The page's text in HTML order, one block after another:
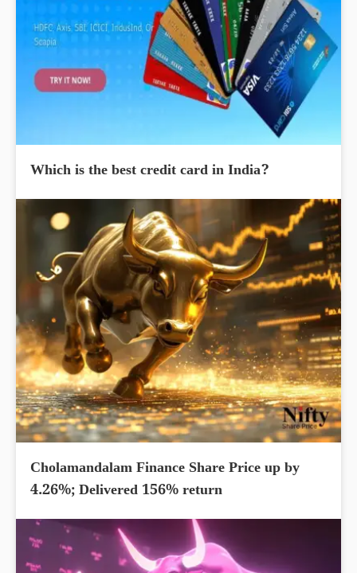
Which is the best credit card in India?
Cholamandalam Finance Share Price up by
4.26%; Delivered 156% return